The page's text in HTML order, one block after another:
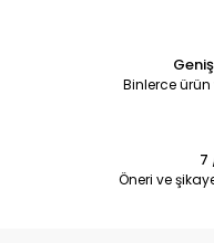
Binlerce
7
Öneri ve